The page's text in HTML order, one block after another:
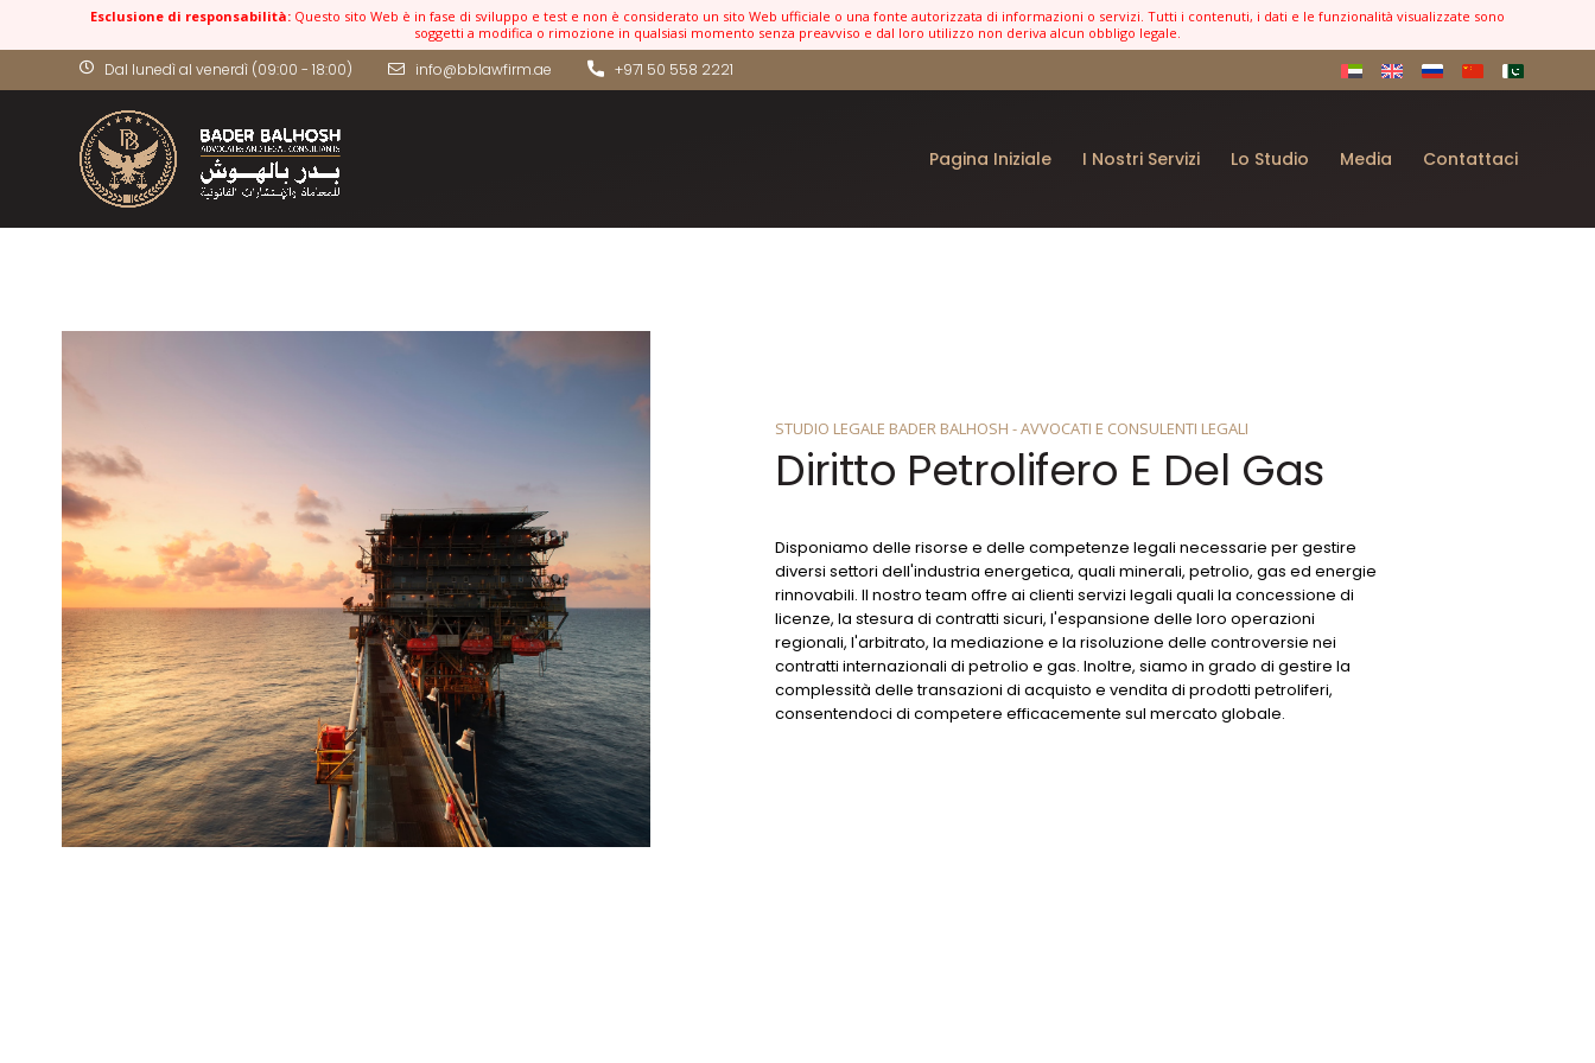
Esclusione di responsabilità: Questo sito Web è in fase di sviluppo e test e non è considerato un sito Web ufficiale o una fonte autorizzata di informazioni o servizi. Tutti i contenuti, i dati e le funzionalità visualizzate sono
soggetti a modifica o rimozione in qualsiasi momento senza preavviso e dal loro utilizzo non deriva alcun obbligo legale.
Dal lunedì al venerdì (09:00 - 18:00) info@bblawfirm.ae +971 50 558 2221
Pagina Iniziale I Nostri Servizi Lo Studio Media Contattaci
STUDIO LEGALE BADER BALHOSH - AVVOCATI E CONSULENTI LEGALI
Diritto Petrolifero E Del Gas
Disponiamo delle risorse e delle competenze legali necessarie per gestire
diversi settori dell'industria energetica, quali minerali, petrolio, gas ed energie
rinnovabili. Il nostro team offre ai clienti servizi legali quali la concessione di
licenze, la stesura di contratti sicuri, l'espansione delle loro operazioni
regionali, l'arbitrato, la mediazione e la risoluzione delle controversie nei
contratti internazionali di petrolio e gas. Inoltre, siamo in grado di gestire la
complessità delle transazioni di acquisto e vendita di prodotti petroliferi,
consentendoci di competere efficacemente sul mercato globale.